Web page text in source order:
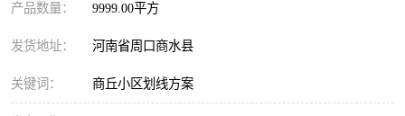
产品数量： 9999.00平方
发货地址： 河南省周口商水县
关键词： 商丘小区划线方案